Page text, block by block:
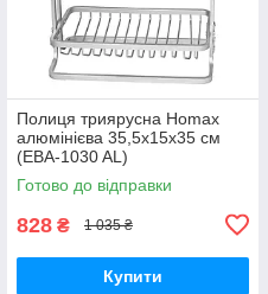
Полиця триярусна Homax
алюмінієва 35,5x15x35 см
(EBA-1030 AL)
Готово до відправки
828 ₴ 1 035 ₴
Купити